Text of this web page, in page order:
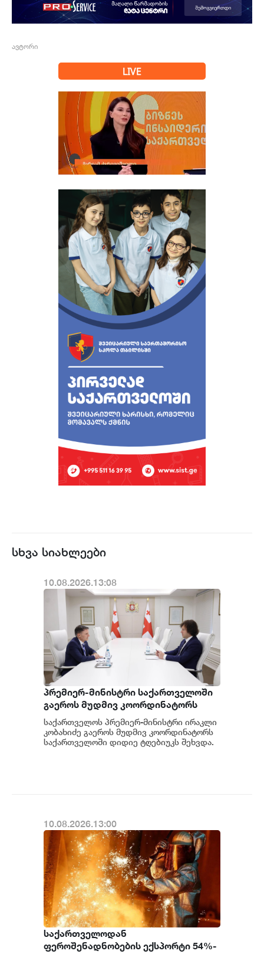
ავტორი
LIVE
სხვა სიახლეები
10.08.2026.13:08
პრემიერ-მინისტრი საქართველოში
გაეროს მუდმივ კოორდინატორს
შეხვდა
საქართველოს პრემიერ-მინისტრი ირაკლი
კობახიძე გაეროს მუდმივ კოორდინატორს
საქართველოში დიდიე ტღებიუკს შეხვდა.
10.08.2026.13:00
საქართველოდან
ფეროშენადნობების ექსპორტი 54%-